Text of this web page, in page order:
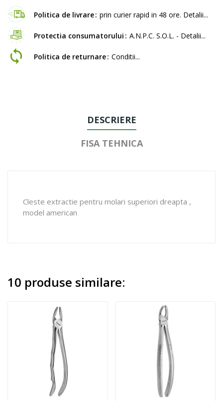
Politica de livrare prin curier rapid in 48 ore. Detalii...
Protectia consumatorului A.N.P.C. S.O.L. - Detalii...
Politica de returnare Conditii...
DESCRIERE
FISA TEHNICA
Cleste extractie pentru molari superiori dreapta ,
model american
10 produse similare: